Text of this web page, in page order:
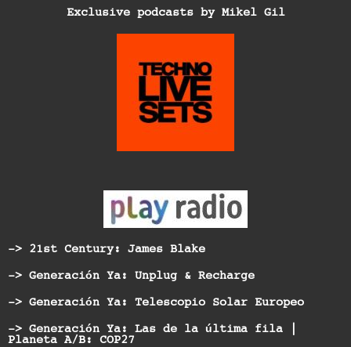
Exclusive podcasts by Mikel Gil
-> 21st Century: James Blake
-> Generación Ya: Unplug & Recharge
-> Generación Ya: Telescopio Solar Europeo
-> Generación Ya: Las de la última fila |
Planeta A/B: COP27